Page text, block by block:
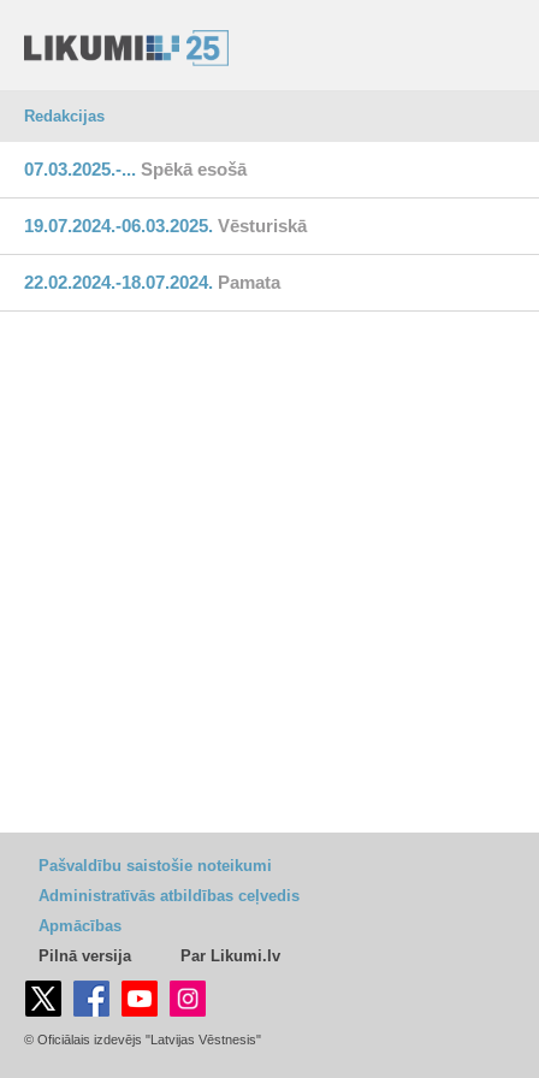
Redakcijas
07.03.2025.-... Spēkā esošā
19.07.2024.-06.03.2025. Vēsturiskā
22.02.2024.-18.07.2024. Pamata
Pašvaldību saistošie noteikumi
Administratīvās atbildības ceļvedis
Apmācības
Pilnā versija
Par Likumi.lv
© Oficiālais izdevējs "Latvijas Vēstnesis"